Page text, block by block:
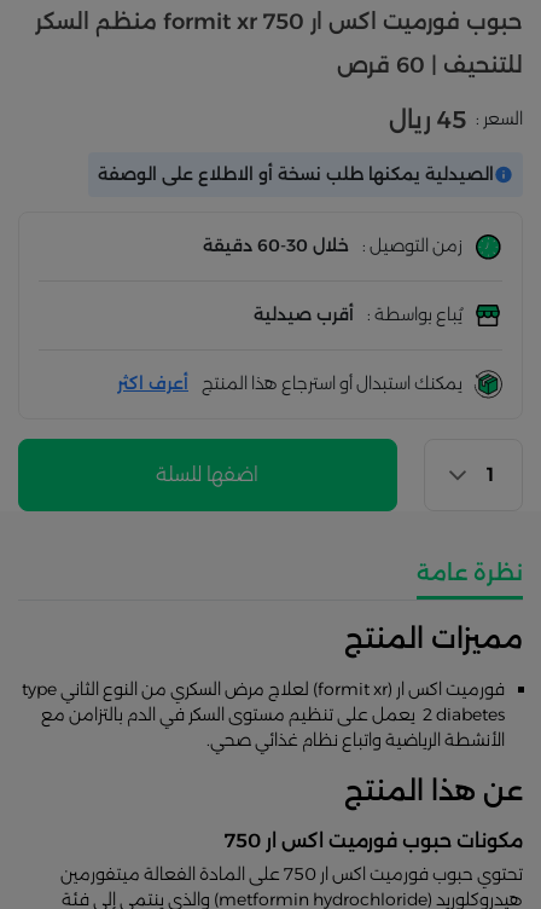
حبوب فورميت اكس ار 750 formit xr منظم السكر
للتنحيف | 60 قرص
السعر : 45 ريال
الصيدلية يمكنها طلب نسخة أو الاطلاع على الوصفة
زمن التوصيل : خلال 30-60 دقيقة
يُباع بواسطة : أقرب صيدلية
يمكنك استبدال أو استرجاع هذا المنتج أعرف اكثر
اضفها للسلة
نظرة عامة
مميزات المنتج
فورميت اكس ار (formit xr) لعلاج مرض السكري من النوع الثاني type
2 diabetes يعمل على تنظيم مستوى السكر في الدم بالتزامن مع
الأنشطة الرياضية واتباع نظام غذائي صحي.
عن هذا المنتج
مكونات حبوب فورميت اكس ار 750
تحتوي حبوب فورميت اكس ار 750 على المادة الفعالة ميتفورمين
هيدروكلوريد (metformin hydrochloride) والذي ينتمي إلى فئة